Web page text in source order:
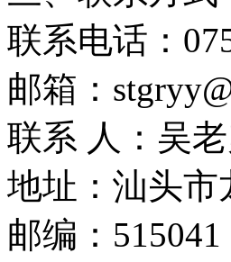
联系电话：
邮箱：
联系 人：吴
地址：汕头市
邮编：515041